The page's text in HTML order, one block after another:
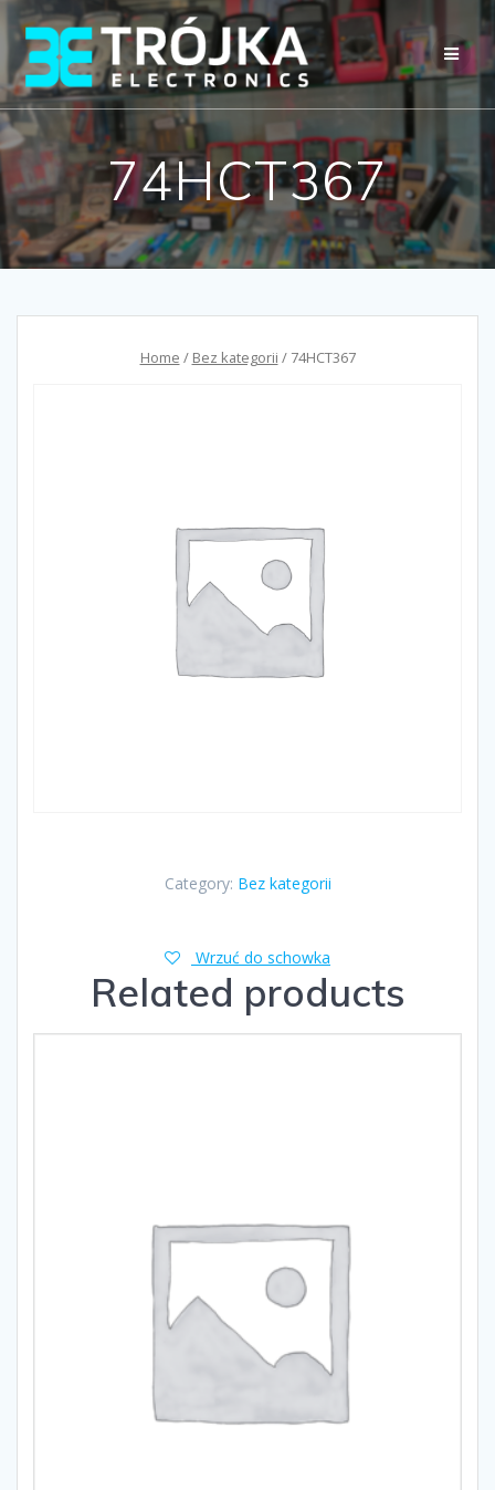
Przejdź
do
treści
74HCT367
Home / Bez kategorii / 74HCT367
Category: Bez kategorii
Wrzuć do schowka
Related products